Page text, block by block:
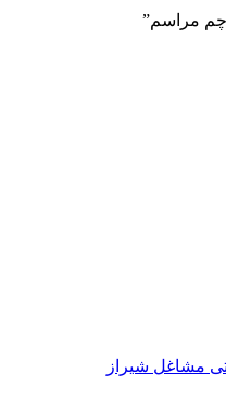
مراسم”